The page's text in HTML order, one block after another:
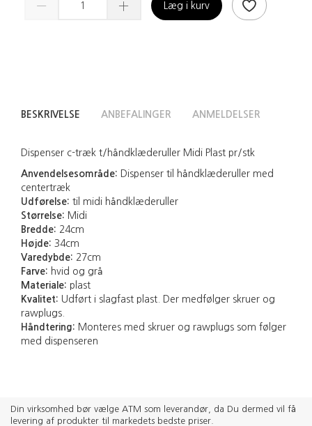
Læg i kurv
BESKRIVELSE ANBEFALINGER ANMELDELSER
Dispenser c-træk t/håndklæderuller Midi Plast pr/stk
Anvendelsesområde: Dispenser til håndklæderuller med
centertræk
Udførelse: til midi håndklæderuller
Størrelse: Midi
Bredde: 24cm
Højde: 34cm
Varedybde: 27cm
Farve: hvid og grå
Materiale: plast
Kvalitet: Udført i slagfast plast. Der medfølger skruer og
rawplugs.
Håndtering: Monteres med skruer og rawplugs som følger
med dispenseren
Din virksomhed bør vælge ATM som leverandør, da Du dermed vil få
levering af produkter til markedets bedste priser.